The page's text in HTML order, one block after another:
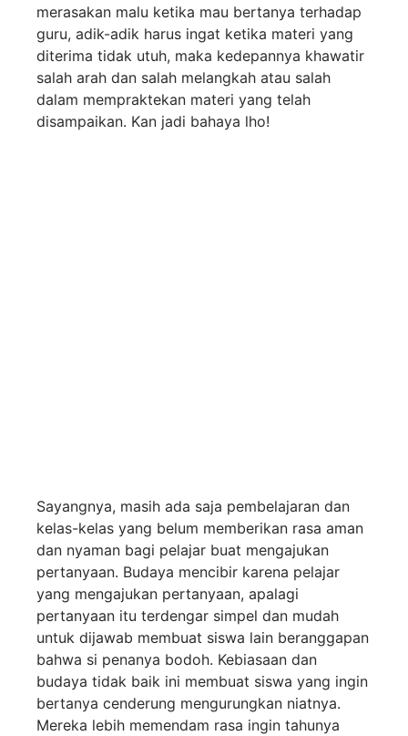
merasakan malu ketika mau bertanya terhadap
guru, adik-adik harus ingat ketika materi yang
diterima tidak utuh, maka kedepannya khawatir
salah arah dan salah melangkah atau salah
dalam mempraktekan materi yang telah
disampaikan. Kan jadi bahaya lho!
Sayangnya, masih ada saja pembelajaran dan
kelas-kelas yang belum memberikan rasa aman
dan nyaman bagi pelajar buat mengajukan
pertanyaan. Budaya mencibir karena pelajar
yang mengajukan pertanyaan, apalagi
pertanyaan itu terdengar simpel dan mudah
untuk dijawab membuat siswa lain beranggapan
bahwa si penanya bodoh. Kebiasaan dan
budaya tidak baik ini membuat siswa yang ingin
bertanya cenderung mengurungkan niatnya.
Mereka lebih memendam rasa ingin tahunya